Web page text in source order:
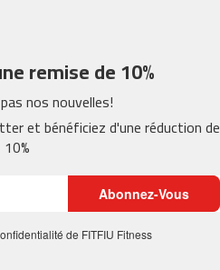
remise de 10%
nos nouvelles!
et bénéficiez d'une réduction de
10%
Abonnez-Vous
de FITFIU Fitness